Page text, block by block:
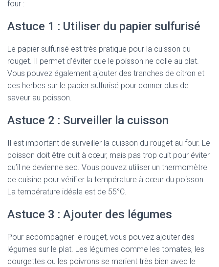
four :
Astuce 1 : Utiliser du papier sulfurisé
Le papier sulfurisé est très pratique pour la cuisson du
rouget. Il permet d’éviter que le poisson ne colle au plat.
Vous pouvez également ajouter des tranches de citron et
des herbes sur le papier sulfurisé pour donner plus de
saveur au poisson.
Astuce 2 : Surveiller la cuisson
Il est important de surveiller la cuisson du rouget au four. Le
poisson doit être cuit à cœur, mais pas trop cuit pour éviter
qu’il ne devienne sec. Vous pouvez utiliser un thermomètre
de cuisine pour vérifier la température à cœur du poisson.
La température idéale est de 55°C.
Astuce 3 : Ajouter des légumes
Pour accompagner le rouget, vous pouvez ajouter des
légumes sur le plat. Les légumes comme les tomates, les
courgettes ou les poivrons se marient très bien avec le